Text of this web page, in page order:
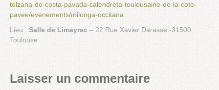
tolzana-de-costa-pavada-calendreta-toulousaine-de-la-cote-
pavee/evenements/milonga-occitana
Lieu : Salle de Limayrac – 22 Rue Xavier Darasse -31500
Toulouse
Laisser un commentaire